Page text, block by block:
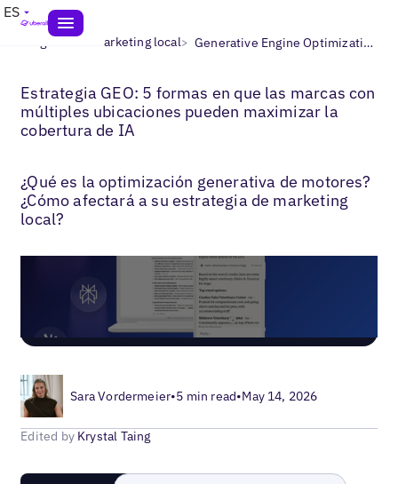
ES
Blogs> AEO marketing local> Generative Engine Optimization Strategy
Estrategia GEO: 5 formas en que las marcas con
múltiples ubicaciones pueden maximizar la
cobertura de IA
¿Qué es la optimización generativa de motores?
¿Cómo afectará a su estrategia de marketing
local?
Sara Vordermeier•5 min read•May 14, 2026
Edited by Krystal Taing